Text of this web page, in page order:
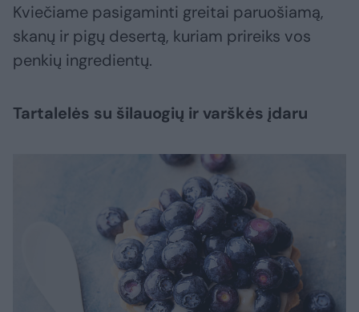
Kviečiame pasigaminti greitai paruošiamą,
skanų ir pigų desertą, kuriam prireiks vos
penkių ingredientų.
Tartalelės su šilauogių ir varškės įdaru